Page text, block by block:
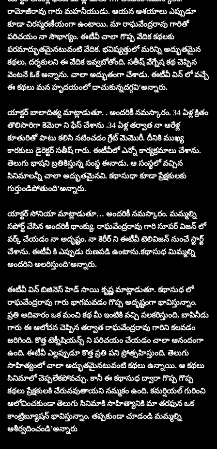
రామోజీరావు గారు మహనీయుడు. ఆయన ఆశయాలు ఎప్పుడూ
కూడా చిరస్మరణీయంగా ఉంటాయి. మా రాఘవేంద్రరావు గారితో
పరిచయం నా సౌభాగ్యం. ఈటీవీ చాలా గొప్ప వేదిక కథలకు
పరమాద్భుతమైనటువంటి వేదిక. భవిష్యత్తులో మరిన్ని అద్భుతమైన
కథలు, దర్శకులని ఈ వేదిక ఇవ్వబోతోంది. సతీష్ వేగ్నేష కథ చెప్పిన
వెంటనే ఓకే అన్నాను. చాలా అద్భుతంగా చేశాడు. ఈటీవీ విన్ లో వచ్చే
ఈ కథలు మన హృదయంలో దాచుకున్నదగ్గవి’అన్నారు.
యాక్టర్ బాలాదిత్య మాట్లాడుతూ. . అందరికీ నమస్కారం. 34 ఏళ్ల క్రితం
తొలిసారిగా కెమెరా ని ఫేస్ చేశాను .34 ఏళ్ల తర్వాత నా ఆరేళ్ల
కూతురితో పాటు కలిసి నటించడం గ్రేట్ మెమొరీ. దీనికి ముఖ్య
కారకులు డైరెక్టర్ సతీష్ గారు. ఈటీవీలో ఎన్నో కార్యక్రమాలు చేశాను.
తెలుగు భాషని బ్రతికిస్తున్న సంస్థ ఈనాడు. ఆ సంస్థలో వచ్చిన
సినిమాలన్నీ చాలా అద్భుతమైనవి. కథాసుధా కూడా ప్రేక్షకులకు
గుర్తుండిపోతుంది’అన్నారు.
యాక్టర్ సోనియా మాట్లాడుతూ… అందరికీ నమస్కారం. మమ్మల్ని
సపోర్ట్ చేసిన అందరికీ థాంక్యు. రాఘవేంద్రరావు గారి సూపర్ విజన్ లో
వర్క్ చేయడం నా అదృష్టం. నా కెరీర్ ని ఈటీవీ టెలివిజన్ నుంచే స్టార్ట్
చేశాను. ఈటీవీ కి ఎప్పుడు రుణపడి ఉంటాను.కథాసుధ మిమ్మల్ని
అందరిని అలరిస్తుంది’అన్నారు.
ఈటీవీ విన్ బిజినెస్ హెడ్ సాయి కృష్ణ మాట్లాడుతూ. కథాసుధ లో
రాఘవేంద్రరావు గారు భాగమవడం గొప్ప అదృష్టంగా భావిస్తున్నాం.
ప్రతి ఆదివారం ఒక మంచి కథ మీ ఇంటికి వచ్చి పలకరిస్తుంది. బాపినీడు
గారు ఈ ఆలోచన చెప్పిన తర్వాత రాఘవేంద్రరావు గారిని కలవడం
జరిగింది. కొత్త టెక్నీషియన్స్ ని పరిచయం చేయడం చాలా ఆనందంగా
ఉంది. ఈటీవీ ఎల్లప్పుడూ కొత్త ప్రతి పని ప్రోత్సహిస్తుంది. తెలుగు
సాహిత్యంలో చాలా అద్భుతమైనటువంటి కథలు ఉన్నాయి. ఆ కథలు
సినిమాలో చెప్పలేకపోవచ్చు. కానీ ఈ కథాసుధ ద్వారా గొప్ప గొప్ప
కథలు ప్రేక్షకులకి చేరువవుతాయని నమ్మకం ఉంది. కమర్షియల్ గురించి
ఆలోచించకుండా తెలుగు సినిమాకి సాహిత్యానికి మా తరఫున ఒక
కాంట్రిబ్యూషన్ భావిస్తున్నాం. తప్పకుండా చూడండి మమ్మల్ని
ఆశీర్వదించండి’అన్నారు